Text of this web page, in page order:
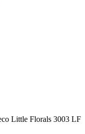
Little Florals 3003 LF